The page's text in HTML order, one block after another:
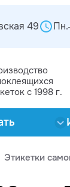
49
с 1998 г.
Этикетки